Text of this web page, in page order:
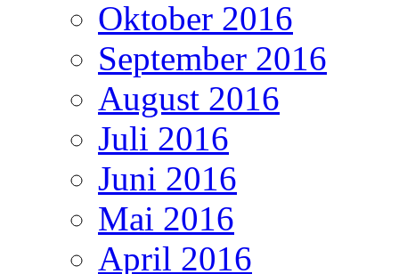
Oktober 2016
September 2016
August 2016
Juli 2016
Juni 2016
Mai 2016
April 2016